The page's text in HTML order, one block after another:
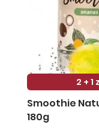
2 +
Smoothie
180g